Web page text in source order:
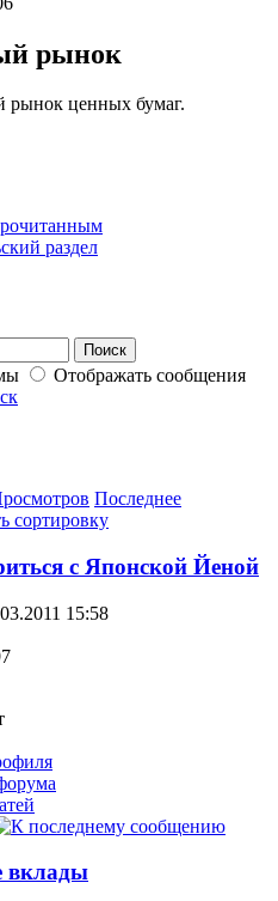
рынок
рынок ценных бумаг.
раздел
Отображать сообщения
Последнее
с Японской Йеной
15:58
вклады